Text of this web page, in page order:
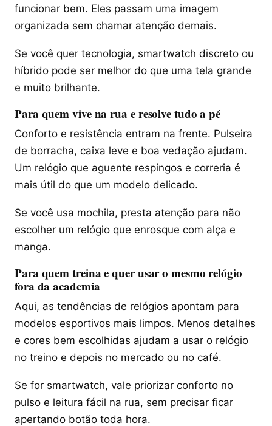
funcionar bem. Eles passam uma imagem
organizada sem chamar atenção demais.
Se você quer tecnologia, smartwatch discreto ou
híbrido pode ser melhor do que uma tela grande
e muito brilhante.
Para quem vive na rua e resolve tudo a pé
Conforto e resistência entram na frente. Pulseira
de borracha, caixa leve e boa vedação ajudam.
Um relógio que aguente respingos e correria é
mais útil do que um modelo delicado.
Se você usa mochila, presta atenção para não
escolher um relógio que enrosque com alça e
manga.
Para quem treina e quer usar o mesmo relógio
fora da academia
Aqui, as tendências de relógios apontam para
modelos esportivos mais limpos. Menos detalhes
e cores bem escolhidas ajudam a usar o relógio
no treino e depois no mercado ou no café.
Se for smartwatch, vale priorizar conforto no
pulso e leitura fácil na rua, sem precisar ficar
apertando botão toda hora.